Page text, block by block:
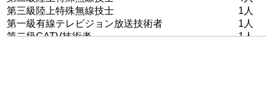
第三級陸上特殊無線技士
1人
第一級有線テレビジョン放送技術者
1人
第二級CATV技術者
1人